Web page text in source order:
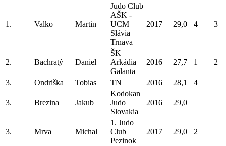
1. Valko Martin
Judo Club
AŠK -
UCM
Slávia
Trnava
2017 29,0 4 3
2. Bachratý Daniel
ŠK
Arkádia
Galanta
2016 27,7 1 2
3. Ondriška Tobias TN 2016 28,1 4
3. Brezina Jakub
Kodokan
Judo
Slovakia
2016 29,0
3. Mrva Michal
1. Judo
Club
Pezinok
2017 29,0 2